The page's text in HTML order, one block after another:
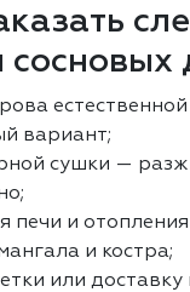
сосновых
вариант;
сушки —
печи и
и костра;
или доставку